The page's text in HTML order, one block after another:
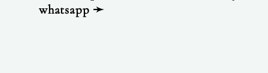
whatsapp ➛